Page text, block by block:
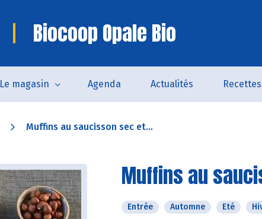
Biocoop Opale Bio
Le magasin Agenda Actualités Recettes
Muffins au saucisson sec et...
Muffins au
Entrée Automne Eté